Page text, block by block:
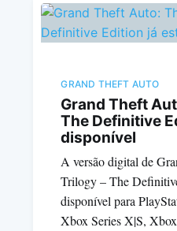
GRAND THEFT AUTO
Grand Theft
The Definitive
disponível
A versão digital de
Trilogy – The
disponível para
Xbox Series X|S,